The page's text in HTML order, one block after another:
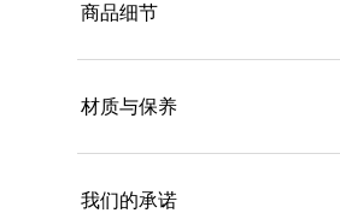
商品细节
材质与保养
我们的承诺